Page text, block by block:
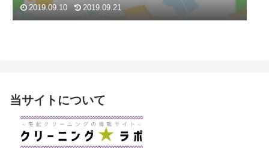
2019.09.10 2019.09.21
当サイトについて